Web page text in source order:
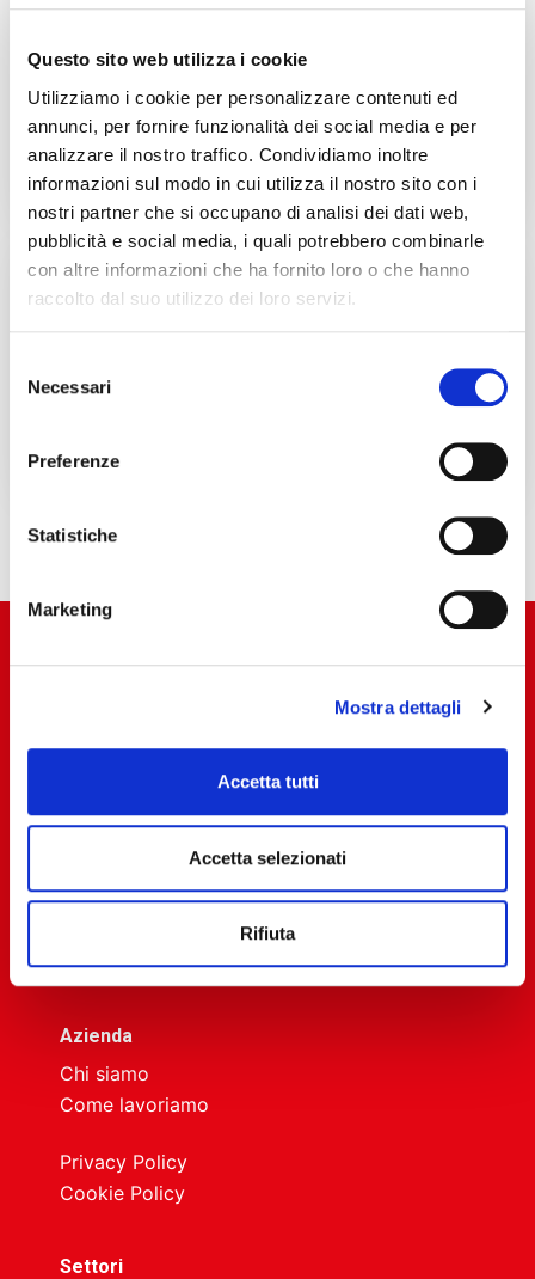
Questo sito web utilizza i cookie
Utilizziamo i cookie per personalizzare contenuti ed
annunci, per fornire funzionalità dei social media e per
analizzare il nostro traffico. Condividiamo inoltre
informazioni sul modo in cui utilizza il nostro sito con i
nostri partner che si occupano di analisi dei dati web,
pubblicità e social media, i quali potrebbero combinarle
con altre informazioni che ha fornito loro o che hanno
raccolto dal suo utilizzo dei loro servizi.
delNecessari
Preferenze
Statistiche
Marketing
Mostra dettagli
Accetta tutti
Accetta selezionati
Rifiuta
K 2028
03/05/2027
NPE 2027
Azienda
Chi siamo
Come lavoriamo
Privacy Policy
Cookie Policy
Settori